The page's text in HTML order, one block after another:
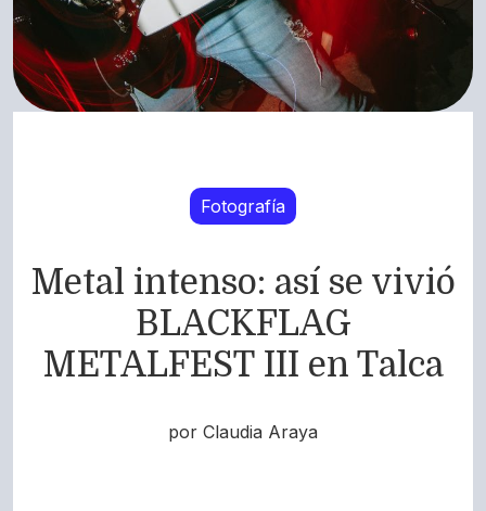
Fotografía
Metal intenso: así se vivió
BLACKFLAG
METALFEST III en Talca
por Claudia Araya